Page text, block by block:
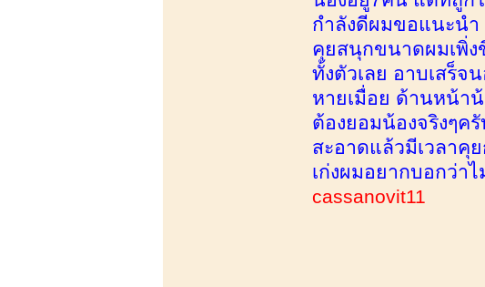
กำลังดีผมขอแนะนำ
คุยสนุกขนาดผมเพิ่ง
ทั้งตัวเลย อาบเสร็
หายเมื่อย ด้านหน้า
ต้องยอมน้องจริงๆ
สะอาดแล้วมีเวลาคุ
เก่งผมอยากบอกว่า
cassanovit11